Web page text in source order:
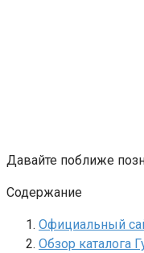
Давайте поближе
Содержание
Официальный
Обзор каталога